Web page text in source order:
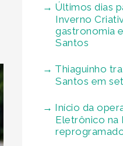
Últimos dias
Inverno
gastronomia
Santos
Thiaguinho
Santos em
Início da
Eletrônico na